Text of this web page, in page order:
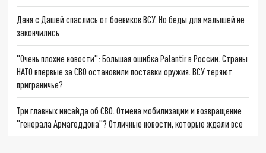
Даня с Дашей спаслись от боевиков ВСУ. Но беды для малышей не
закончились
"Очень плохие новости": Большая ошибка Palantir в России. Страны
НАТО впервые за СВО остановили поставки оружия. ВСУ теряют
приграничье?
Три главных инсайда об СВО. Отмена мобилизации и возвращение
"генерала Армагеддона"? Отличные новости, которые ждали все